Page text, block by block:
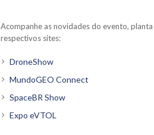
Acompanhe as novidades do evento,
respectivos sites:
DroneShow
MundoGEO Connect
SpaceBR Show
Expo eVTOL